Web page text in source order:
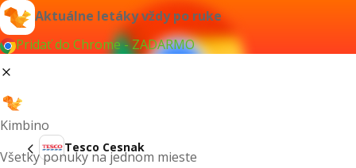
Aktuálne letáky vždy po ruke
Pridať do Chrome - ZADARMO
Kimbino
Všetky ponuky na jednom mieste
Tesco Cesnak